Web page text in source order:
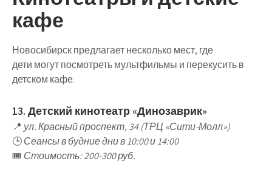
кафе
Новосибирск предлагаетнесколько мест, где
дети могут посмотреть мультфильмы и перекусить в
детском кафе.
13. Детский кинотеатр «Динозаврик»
📍 ул. Красный проспект, 34 (ТРЦ «Сити-Молл»)
🕒Сеансы в будние дни в 10:00 и 14:00
🎟 Стоимость: 200-300 руб.